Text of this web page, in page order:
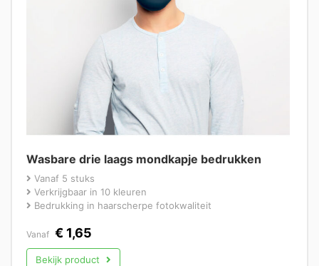
Wasbare drie laags mondkapje bedrukken
Vanaf 5 stuks
Verkrijgbaar in 10 kleuren
Bedrukking in haarscherpe fotokwaliteit
Vanaf € 1,65
Bekijk product